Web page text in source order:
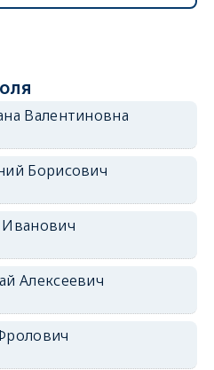
Валентиновна
Борисович
Алексеевич